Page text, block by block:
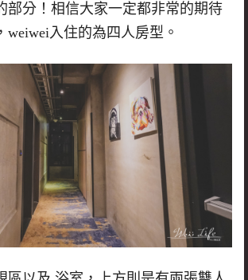
部分！相信大家一定都非常的期待
weiwei入住的為四人房型。